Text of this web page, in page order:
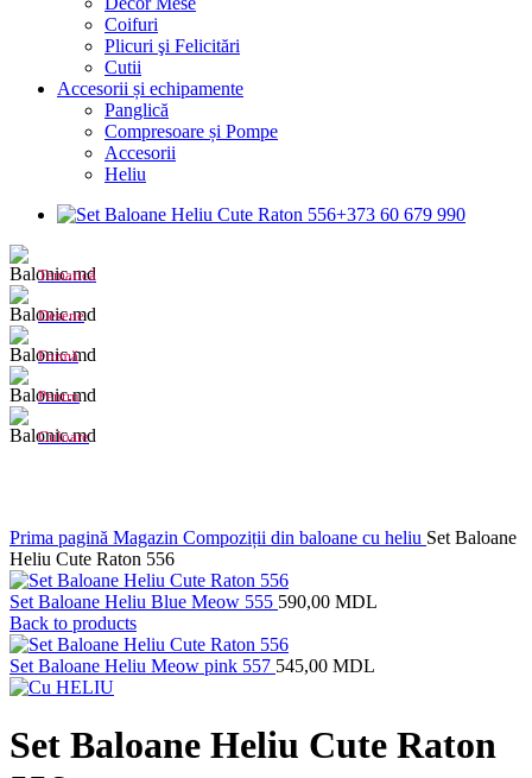
Coifuri
Plicuri şi Felicitări
Cutii
Accesorii și echipamente
Panglică
Compresoare și Pompe
Accesorii
Heliu
+373 60 679 990
Tematică
Desene
Formă
Pentru
Culoare
Prima pagină Magazin Compoziții din baloane cu heliu Set Baloane
Heliu Cute Raton 556
Set Baloane Heliu Blue Meow 555 590,00 MDL
Back to products
Set Baloane Heliu Meow pink 557 545,00 MDL
Set Baloane Heliu Cute Raton